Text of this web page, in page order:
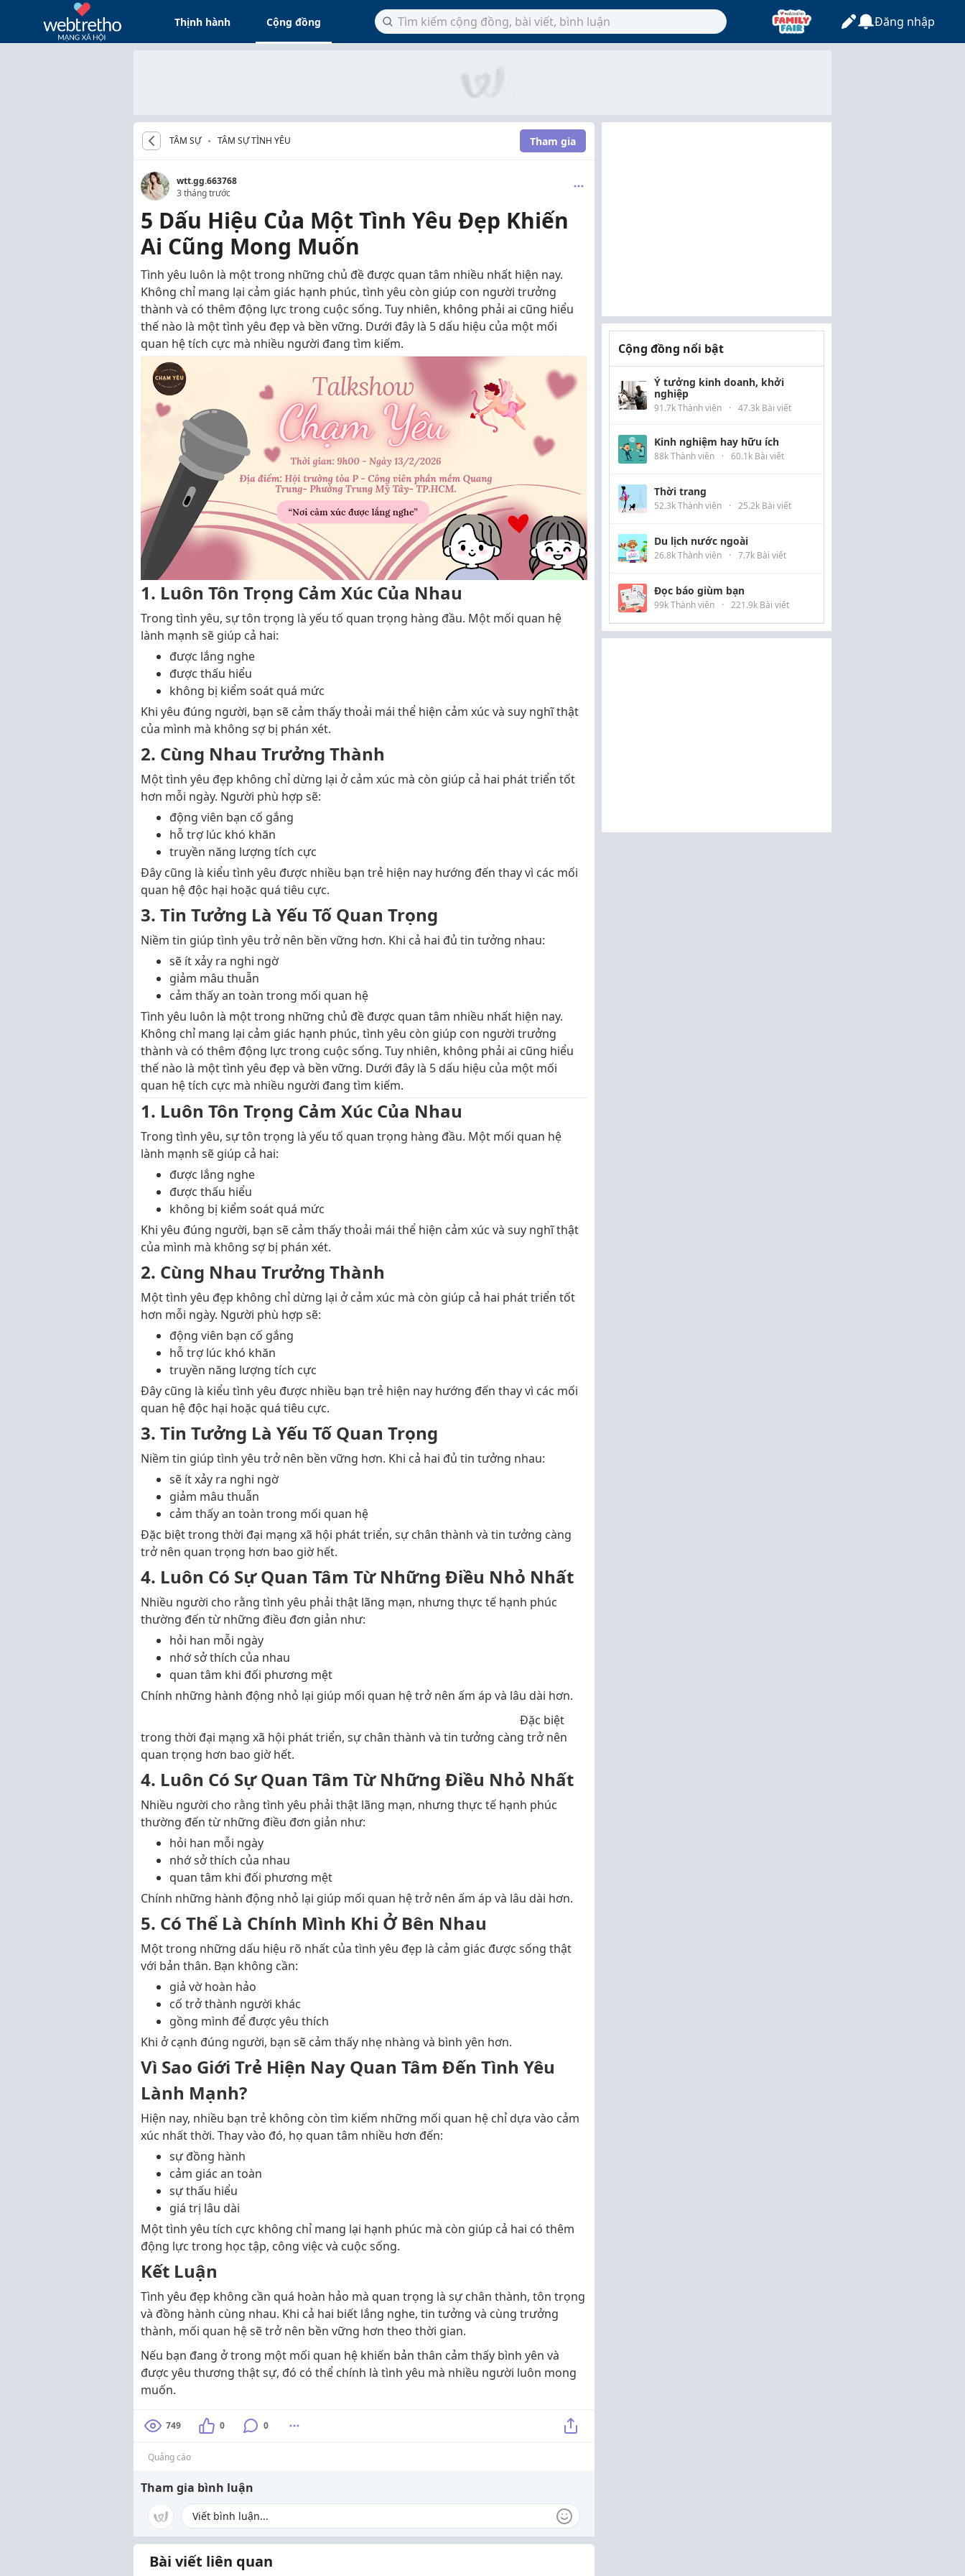
Thịnh hành Cộng đồng Đăng nhập
TÂM SỰ TÂM SỰ TÌNH YÊU Tham gia
wtt.gg.663768
3 tháng trước
5 Dấu Hiệu Của Một Tình Yêu Đẹp Khiến
Ai Cũng Mong Muốn
Tình yêu luôn là một trong những chủ đề được quan tâm nhiều nhất hiện nay.
Không chỉ mang lại cảm giác hạnh phúc, tình yêu còn giúp con người trưởng
thành và có thêm động lực trong cuộc sống. Tuy nhiên, không phải ai cũng hiểu
thế nào là một tình yêu đẹp và bền vững. Dưới đây là 5 dấu hiệu của một mối
quan hệ tích cực mà nhiều người đang tìm kiếm.
1. Luôn Tôn Trọng Cảm Xúc Của Nhau
Trong tình yêu, sự tôn trọng là yếu tố quan trọng hàng đầu. Một mối quan hệ
lành mạnh sẽ giúp cả hai:
được lắng nghe
được thấu hiểu
không bị kiểm soát quá mức
Khi yêu đúng người, bạn sẽ cảm thấy thoải mái thể hiện cảm xúc và suy nghĩ thật
của mình mà không sợ bị phán xét.
2. Cùng Nhau Trưởng Thành
Một tình yêu đẹp không chỉ dừng lại ở cảm xúc mà còn giúp cả hai phát triển tốt
hơn mỗi ngày. Người phù hợp sẽ:
động viên bạn cố gắng
hỗ trợ lúc khó khăn
truyền năng lượng tích cực
Đây cũng là kiểu tình yêu được nhiều bạn trẻ hiện nay hướng đến thay vì các mối
quan hệ độc hại hoặc quá tiêu cực.
3. Tin Tưởng Là Yếu Tố Quan Trọng
Niềm tin giúp tình yêu trở nên bền vững hơn. Khi cả hai đủ tin tưởng nhau:
sẽ ít xảy ra nghi ngờ
giảm mâu thuẫn
cảm thấy an toàn trong mối quan hệ
Tình yêu luôn là một trong những chủ đề được quan tâm nhiều nhất hiện nay.
Không chỉ mang lại cảm giác hạnh phúc, tình yêu còn giúp con người trưởng
thành và có thêm động lực trong cuộc sống. Tuy nhiên, không phải ai cũng hiểu
thế nào là một tình yêu đẹp và bền vững. Dưới đây là 5 dấu hiệu của một mối
quan hệ tích cực mà nhiều người đang tìm kiếm.
1. Luôn Tôn Trọng Cảm Xúc Của Nhau
Trong tình yêu, sự tôn trọng là yếu tố quan trọng hàng đầu. Một mối quan hệ
lành mạnh sẽ giúp cả hai:
được lắng nghe
được thấu hiểu
không bị kiểm soát quá mức
Khi yêu đúng người, bạn sẽ cảm thấy thoải mái thể hiện cảm xúc và suy nghĩ thật
của mình mà không sợ bị phán xét.
2. Cùng Nhau Trưởng Thành
Một tình yêu đẹp không chỉ dừng lại ở cảm xúc mà còn giúp cả hai phát triển tốt
hơn mỗi ngày. Người phù hợp sẽ:
động viên bạn cố gắng
hỗ trợ lúc khó khăn
truyền năng lượng tích cực
Đây cũng là kiểu tình yêu được nhiều bạn trẻ hiện nay hướng đến thay vì các mối
quan hệ độc hại hoặc quá tiêu cực.
3. Tin Tưởng Là Yếu Tố Quan Trọng
Niềm tin giúp tình yêu trở nên bền vững hơn. Khi cả hai đủ tin tưởng nhau:
sẽ ít xảy ra nghi ngờ
giảm mâu thuẫn
cảm thấy an toàn trong mối quan hệ
Đặc biệt trong thời đại mạng xã hội phát triển, sự chân thành và tin tưởng càng
trở nên quan trọng hơn bao giờ hết.
4. Luôn Có Sự Quan Tâm Từ Những Điều Nhỏ Nhất
Nhiều người cho rằng tình yêu phải thật lãng mạn, nhưng thực tế hạnh phúc
thường đến từ những điều đơn giản như:
hỏi han mỗi ngày
nhớ sở thích của nhau
quan tâm khi đối phương mệt
Chính những hành động nhỏ lại giúp mối quan hệ trở nên ấm áp và lâu dài hơn.
Đặc biệt
trong thời đại mạng xã hội phát triển, sự chân thành và tin tưởng càng trở nên
quan trọng hơn bao giờ hết.
4. Luôn Có Sự Quan Tâm Từ Những Điều Nhỏ Nhất
Nhiều người cho rằng tình yêu phải thật lãng mạn, nhưng thực tế hạnh phúc
thường đến từ những điều đơn giản như:
hỏi han mỗi ngày
nhớ sở thích của nhau
quan tâm khi đối phương mệt
Chính những hành động nhỏ lại giúp mối quan hệ trở nên ấm áp và lâu dài hơn.
5. Có Thể Là Chính Mình Khi Ở Bên Nhau
Một trong những dấu hiệu rõ nhất của tình yêu đẹp là cảm giác được sống thật
với bản thân. Bạn không cần:
giả vờ hoàn hảo
cố trở thành người khác
gồng mình để được yêu thích
Khi ở cạnh đúng người, bạn sẽ cảm thấy nhẹ nhàng và bình yên hơn.
Vì Sao Giới Trẻ Hiện Nay Quan Tâm Đến Tình Yêu
Lành Mạnh?
Hiện nay, nhiều bạn trẻ không còn tìm kiếm những mối quan hệ chỉ dựa vào cảm
xúc nhất thời. Thay vào đó, họ quan tâm nhiều hơn đến:
sự đồng hành
cảm giác an toàn
sự thấu hiểu
giá trị lâu dài
Một tình yêu tích cực không chỉ mang lại hạnh phúc mà còn giúp cả hai có thêm
động lực trong học tập, công việc và cuộc sống.
Kết Luận
Tình yêu đẹp không cần quá hoàn hảo mà quan trọng là sự chân thành, tôn trọng
và đồng hành cùng nhau. Khi cả hai biết lắng nghe, tin tưởng và cùng trưởng
thành, mối quan hệ sẽ trở nên bền vững hơn theo thời gian.
Nếu bạn đang ở trong một mối quan hệ khiến bản thân cảm thấy bình yên và
được yêu thương thật sự, đó có thể chính là tình yêu mà nhiều người luôn mong
muốn.
749 0 0
Quảng cáo
Tham gia bình luận
Bài viết liên quan
Cộng đồng nổi bật
Ý tưởng kinh doanh, khởi
nghiệp
91.7k Thành viên · 47.3k Bài viết
Kinh nghiệm hay hữu ích
88k Thành viên · 60.1k Bài viết
Thời trang
52.3k Thành viên · 25.2k Bài viết
Du lịch nước ngoài
26.8k Thành viên · 7.7k Bài viết
Đọc báo giùm bạn
99k Thành viên · 221.9k Bài viết